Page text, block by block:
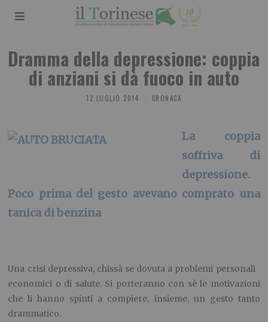
Dramma della depressione: coppia
di anziani si dà fuoco in auto
12 LUGLIO 2014 CRONACA
La coppia
soffriva di
depressione.
Poco prima del gesto avevano comprato una
tanica di benzina
Una crisi depressiva, chissà se dovuta a problemi personali
economici o di salute. Si porteranno con sè le motivazioni
che li hanno spinti a compiere, insieme, un gesto tanto
drammatico.